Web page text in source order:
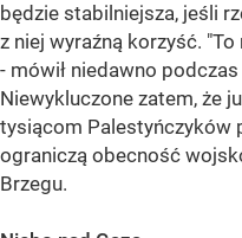
będzie stabilniejsza, jeśli
z niej wyraźną korzyść.
- mówił niedawno
Niewykluczone zatem, że
tysiącom Palestyńczyków
ograniczą obecność
Brzegu.